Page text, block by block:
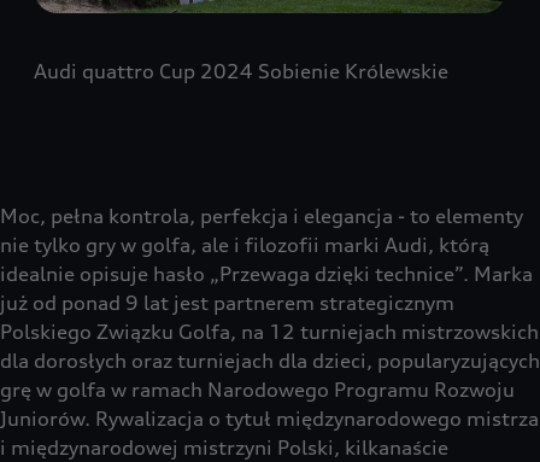
Audi quattro Cup 2024 Sobienie Królewskie
Moc, pełna kontrola, perfekcja i elegancja - to elementy
nie tylko gry w golfa, ale i filozofii marki Audi, którą
idealnie opisuje hasło „Przewaga dzięki technice”. Marka
już od ponad 9 lat jest partnerem strategicznym
Polskiego Związku Golfa, na 12 turniejach mistrzowskich
dla dorosłych oraz turniejach dla dzieci, popularyzujących
grę w golfa w ramach Narodowego Programu Rozwoju
Juniorów. Rywalizacja o tytuł międzynarodowego mistrza
i międzynarodowej mistrzyni Polski, kilkanaście